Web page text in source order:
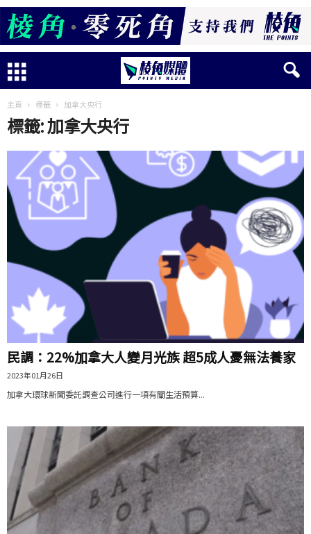
主頁 標籤 加拿大央行
標籤: 加拿大央行
民調：22%加拿大人變月光族 超5成人憂無法養家
2023年01月26日
加拿大環球新聞委託調查公司進行一項有關生活預算...